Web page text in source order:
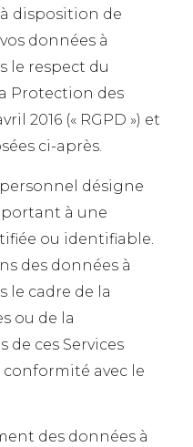
disposition de
données à
le respect du
Protection des
2016 (« RGPD ») et
ci-après.
désigne
à une
ou identifiable.
des données à
le cadre de la
ou de la
ces Services
avec le
des données à